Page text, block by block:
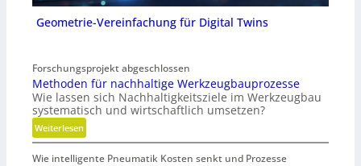
Geometrie-Vereinfachung für Digital Twins
Forschungsprojekt abgeschlossen
Methoden für nachhaltige Werkzeugbauprozesse
Wie lassen sich Nachhaltigkeitsziele im Werkzeugbau
systematisch und wirtschaftlich umsetzen?
Weiterlesen:
M
e
Wie intelligente Pneumatik Kosten senkt und Prozesse